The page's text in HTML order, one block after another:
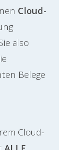
Cloud-
also
Belege.
Cloud-